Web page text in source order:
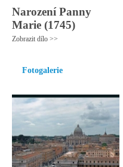
Narození Panny
Marie (1745)
Zobrazit dílo >>
Fotogalerie